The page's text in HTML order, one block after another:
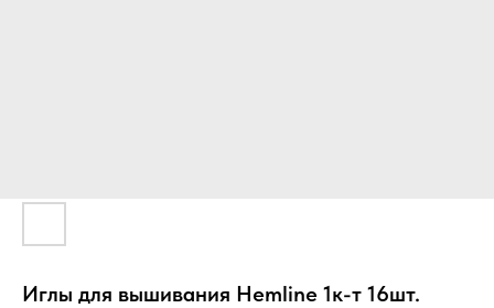
Иглы для вышивания Hemline 1к-т 16шт.